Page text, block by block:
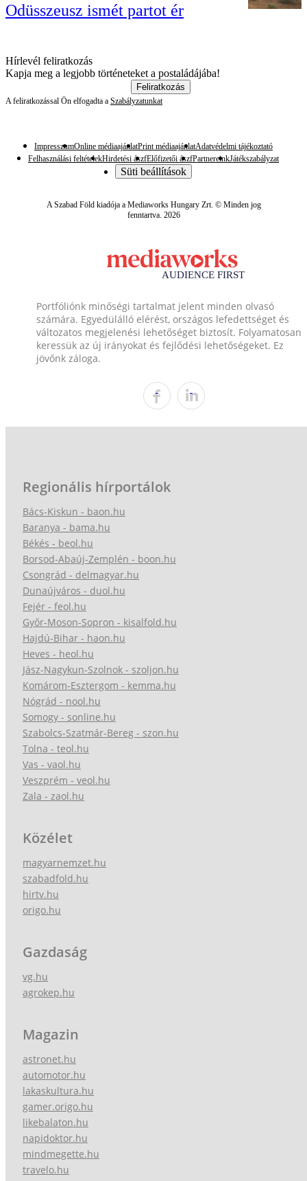
Odüsszeusz ismét partot ér
Hírlevél feliratkozás
Kapja meg a legjobb történeteket a postaládájába!
Feliratkozás
A feliratkozással Ön elfogadta a Szabályzatunkat
ImpresszumOnline médiaajánlatPrint médiaajánlatAdatvédelmi tájékoztató
Felhasználási feltételekHirdetési ászfElőfizetői ászfPartnereinkJátékszabályzat
Süti beállítások
A Szabad Föld kiadója a Mediaworks Hungary Zrt. © Minden jog
fenntartva. 2026
Portfóliónk minőségi tartalmat jelent minden olvasó
számára. Egyedülálló elérést, országos lefedettséget és
változatos megjelenési lehetőséget biztosít. Folyamatosan
keressük az új irányokat és fejlődési lehetőségeket. Ez
jövőnk záloga.
Regionális hírportálok
Bács-Kiskun - baon.hu
Baranya - bama.hu
Békés - beol.hu
Borsod-Abaúj-Zemplén - boon.hu
Csongrád - delmagyar.hu
Dunaújváros - duol.hu
Fejér - feol.hu
Győr-Moson-Sopron - kisalfold.hu
Hajdú-Bihar - haon.hu
Heves - heol.hu
Jász-Nagykun-Szolnok - szoljon.hu
Komárom-Esztergom - kemma.hu
Nógrád - nool.hu
Somogy - sonline.hu
Szabolcs-Szatmár-Bereg - szon.hu
Tolna - teol.hu
Vas - vaol.hu
Veszprém - veol.hu
Zala - zaol.hu
Közélet
magyarnemzet.hu
szabadfold.hu
hirtv.hu
origo.hu
Gazdaság
vg.hu
agrokep.hu
Magazin
astronet.hu
automotor.hu
lakaskultura.hu
gamer.origo.hu
likebalaton.hu
napidoktor.hu
mindmegette.hu
travelo.hu